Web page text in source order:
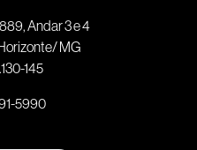
Andar 3 e 4
MG
145
5990